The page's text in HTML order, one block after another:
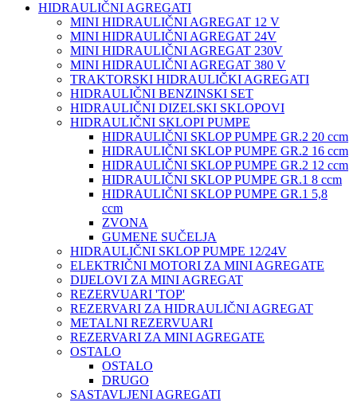
HIDRAULIČNI AGREGATI
MINI HIDRAULIČNI AGREGAT 12 V
MINI HIDRAULIČNI AGREGAT 24V
MINI HIDRAULIČNI AGREGAT 230V
MINI HIDRAULIČNI AGREGAT 380 V
TRAKTORSKI HIDRAULIČKI AGREGATI
HIDRAULIČNI BENZINSKI SET
HIDRAULIČNI DIZELSKI SKLOPOVI
HIDRAULIČNI SKLOPI PUMPE
HIDRAULIČNI SKLOP PUMPE GR.2 20 ccm
HIDRAULIČNI SKLOP PUMPE GR.2 16 ccm
HIDRAULIČNI SKLOP PUMPE GR.2 12 ccm
HIDRAULIČNI SKLOP PUMPE GR.1 8 ccm
HIDRAULIČNI SKLOP PUMPE GR.1 5,8
ccm
ZVONA
GUMENE SUČELJA
HIDRAULIČNI SKLOP PUMPE 12/24V
ELEKTRIČNI MOTORI ZA MINI AGREGATE
DIJELOVI ZA MINI AGREGAT
REZERVUARI 'TOP'
REZERVARI ZA HIDRAULIČNI AGREGAT
METALNI REZERVUARI
REZERVARI ZA MINI AGREGATE
OSTALO
OSTALO
DRUGO
SASTAVLJENI AGREGATI